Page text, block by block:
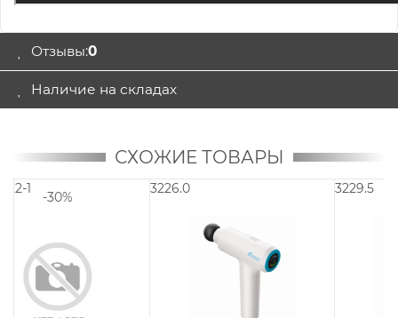
Отзывы:0
Наличие на складах
СХОЖИЕ ТОВАРЫ
3226.0